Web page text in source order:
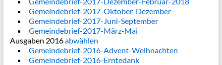
Gemeindebrief-2017-Oktober-Dezember
Gemeindebrief-2017-Juni-September
Gemeindebrief-2017-März-Mai
Ausgaben 2016abwählen
Gemeindebrief-2016-Advent-Weihnachten
Gemeindebrief-2016-Erntedank